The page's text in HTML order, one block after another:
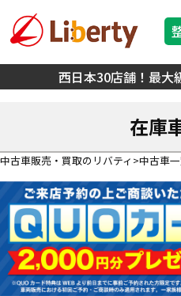
西日本30店舗！最大
在庫
中古車販売・買取のリバティ 中古車